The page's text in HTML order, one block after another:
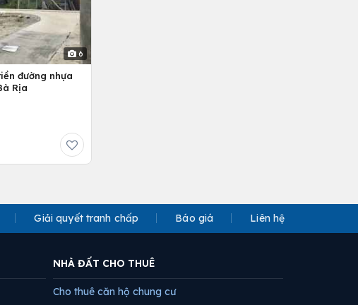
6
đường nhựa
Rịa
Giải quyết tranh chấp Báo giá Liên hệ
NHÀ ĐẤT CHO THUÊ
Cho thuê căn hộ chung cư